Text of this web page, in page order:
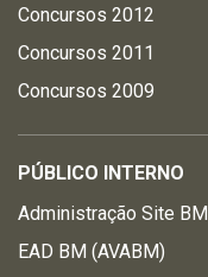
Concursos 2012
Concursos 2011
Concursos 2009
PÚBLICO INTERNO
Administração Site BM
EAD BM (AVABM)